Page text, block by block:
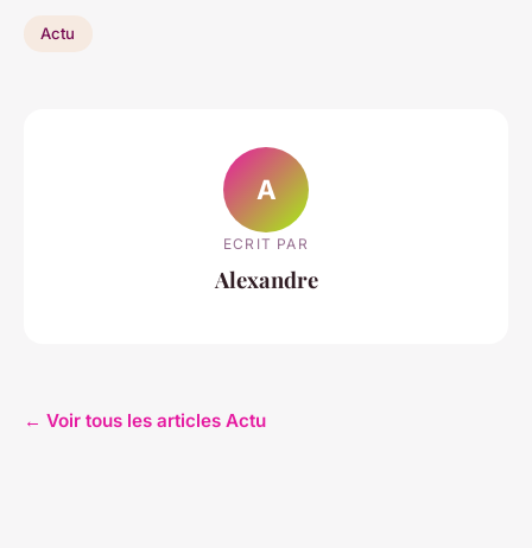
Actu
A
ECRIT PAR
Alexandre
← Voir tous les articles Actu